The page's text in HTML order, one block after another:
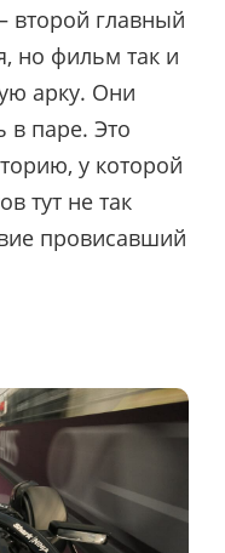
второй главный
но фильм так и
арку. Они
в паре. Это
у которой
тут не так
провисавший